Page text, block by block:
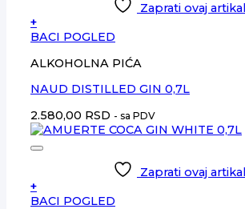
Zaprati ovaj artikal
+
BACI POGLED
ALKOHOLNA PIĆA
NAUD DISTILLED GIN 0,7L
2.580,00 RSD - sa PDV
Zaprati ovaj artikal
+
BACI POGLED